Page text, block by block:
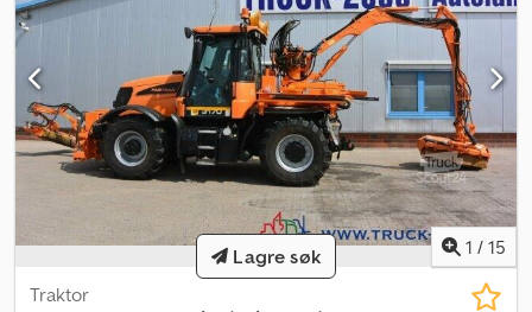
1 / 15
Traktor
Lagre søk